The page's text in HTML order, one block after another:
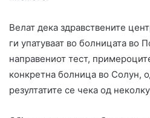
Велат дека здравствените
ги упатуваат во болницата во
направениот тест,
конкретна болница во Солун,
резултатите се чека од